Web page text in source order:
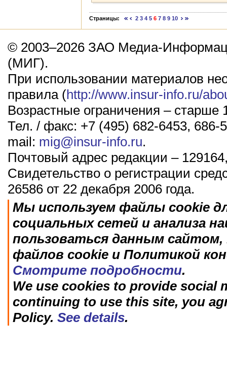
Страницы: 2 3 4 5 6 7 8 9 10
© 2003–2026 ЗАО Медиа-
(МИГ).
При использовании материалов
правила (http://www.insur-info.ru/
Возрастные ограничения – старше
Тел. / факс: +7 (495) 682-6453, 686-
mail: mig@insur-info.ru.
Почтовый адрес редакции –
Свидетельство о регистрации
26586 от 22 декабря 2006 года.
Мы используем файлы cookie
социальных сетей и анализа
пользоваться данным
файлов cookie и Политикой
Смотрите подробности.
We use cookies to provide social
continuing to use this site, you
Policy. See details.